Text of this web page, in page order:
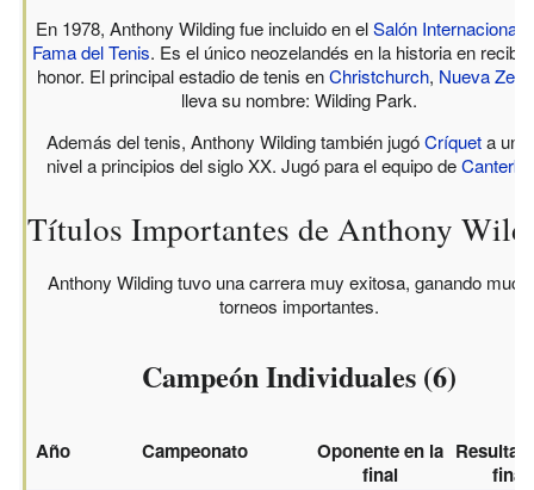
En 1978, Anthony Wilding fue incluido en elSalón Internacional
Fama del Tenis. Es el único neozelandés en la historia en recibir
honor. El principal estadio de tenis enChristchurch, Nueva
lleva su nombre: Wilding Park.
Además del tenis, Anthony Wilding también jugóCríqueta un
nivel a principios del siglo XX. Jugó para el equipo de
Títulos Importantes de Anthony
Anthony Wilding tuvo una carrera muy exitosa, ganando
torneos importantes.
Campeón Individuales (6)
Año Campeonato
Oponente en la
final
final